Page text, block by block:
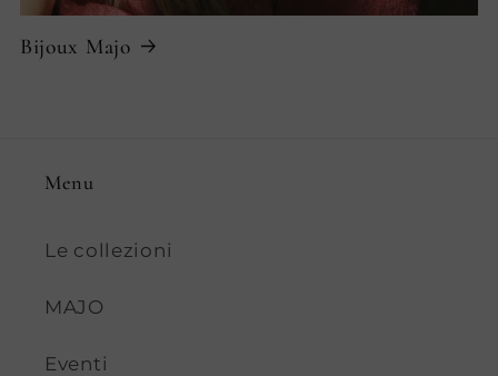
Bijoux Majo
Menu
Le collezioni
MAJO
Eventi